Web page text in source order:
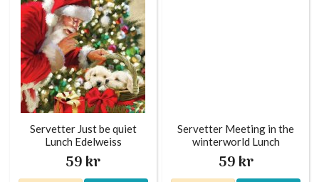
Servetter Just be quiet
Lunch Edelweiss
59 kr
Servetter Meeting in the
winterworld Lunch
Edelweiss
59 kr